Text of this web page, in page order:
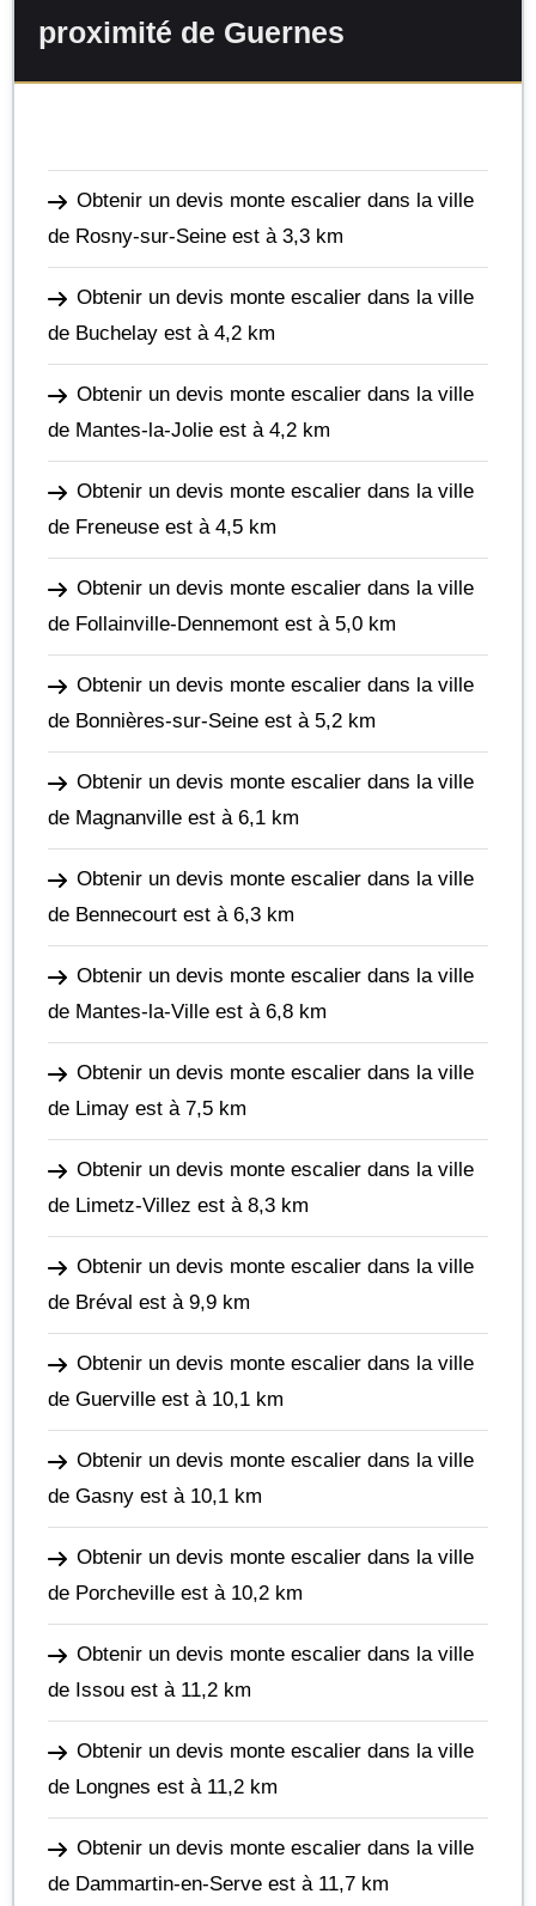
proximité de Guernes
Obtenir un devis monte escalier dans la ville
de Rosny-sur-Seine est à 3,3 km
Obtenir un devis monte escalier dans la ville
de Buchelay est à 4,2 km
Obtenir un devis monte escalier dans la ville
de Mantes-la-Jolie est à 4,2 km
Obtenir un devis monte escalier dans la ville
de Freneuse est à 4,5 km
Obtenir un devis monte escalier dans la ville
de Follainville-Dennemont est à 5,0 km
Obtenir un devis monte escalier dans la ville
de Bonnières-sur-Seine est à 5,2 km
Obtenir un devis monte escalier dans la ville
de Magnanville est à 6,1 km
Obtenir un devis monte escalier dans la ville
de Bennecourt est à 6,3 km
Obtenir un devis monte escalier dans la ville
de Mantes-la-Ville est à 6,8 km
Obtenir un devis monte escalier dans la ville
de Limay est à 7,5 km
Obtenir un devis monte escalier dans la ville
de Limetz-Villez est à 8,3 km
Obtenir un devis monte escalier dans la ville
de Bréval est à 9,9 km
Obtenir un devis monte escalier dans la ville
de Guerville est à 10,1 km
Obtenir un devis monte escalier dans la ville
de Gasny est à 10,1 km
Obtenir un devis monte escalier dans la ville
de Porcheville est à 10,2 km
Obtenir un devis monte escalier dans la ville
de Issou est à 11,2 km
Obtenir un devis monte escalier dans la ville
de Longnes est à 11,2 km
Obtenir un devis monte escalier dans la ville
de Dammartin-en-Serve est à 11,7 km